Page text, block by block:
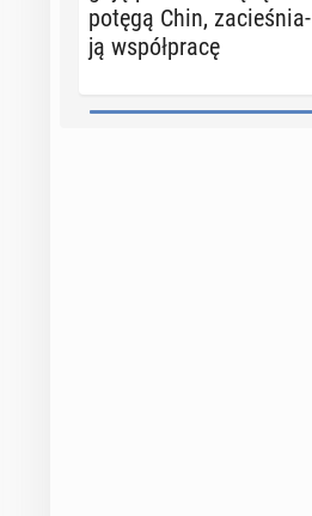
potęgą Chin, za­cie­śnia­
ją współ­pra­cę